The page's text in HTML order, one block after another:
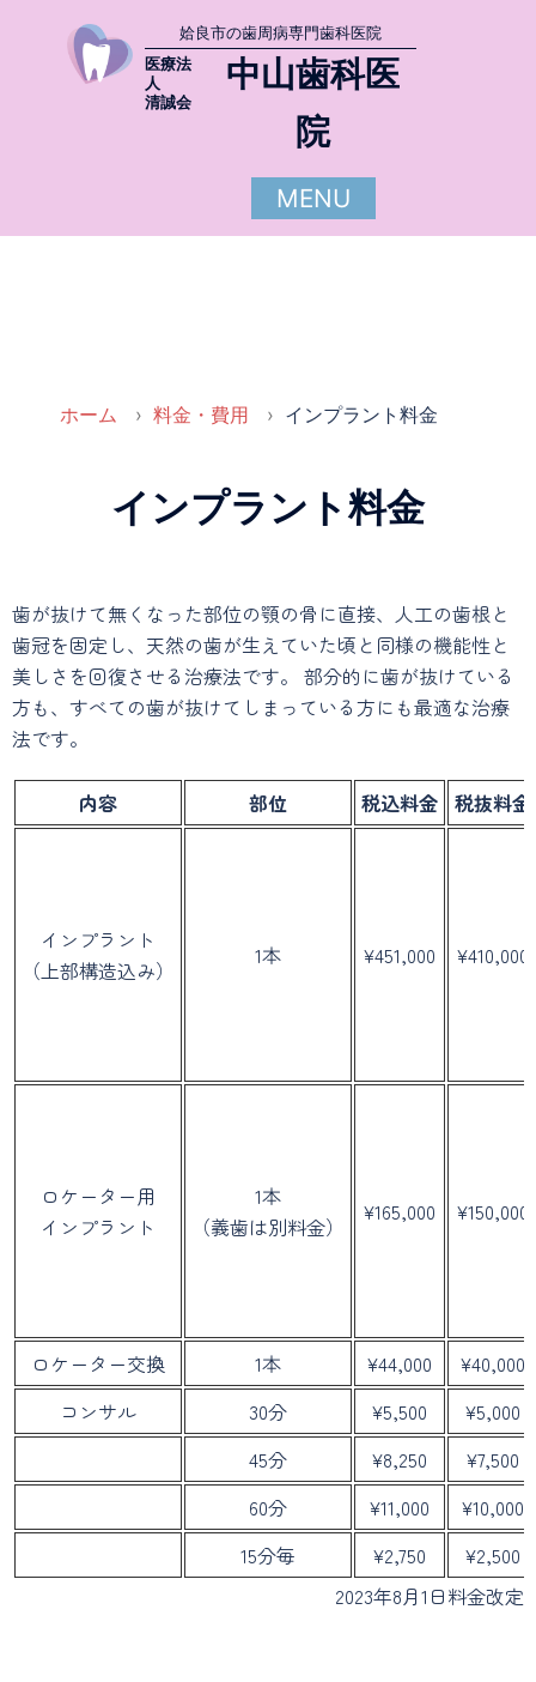
姶良市の歯周病専門歯科医院
医療法
人
清誠会
中山歯科医
院
MENU
ホーム 料金・費用 インプラント料金
インプラント料金
歯が抜けて無くなった部位の顎の骨に直接、人工の歯根と
歯冠を固定し、天然の歯が生えていた頃と同様の機能性と
美しさを回復させる治療法です。 部分的に歯が抜けている
方も、すべての歯が抜けてしまっている方にも最適な治療
法です。
内容 部位 税込料金 税抜料金
インプラント
（上部構造込み）
1本 ¥451,000 ¥410,000
ロケーター用
インプラント
1本
（義歯は別料金）
¥165,000 ¥150,000
ロケーター交換 1本 ¥44,000
¥40,000
コンサル
30分 ¥5,500
¥5,000
45分
¥8,250
¥7,500
60分
¥11,000
¥10,000
15分毎
¥2,750
¥2,500
2023年8月1日料金改定